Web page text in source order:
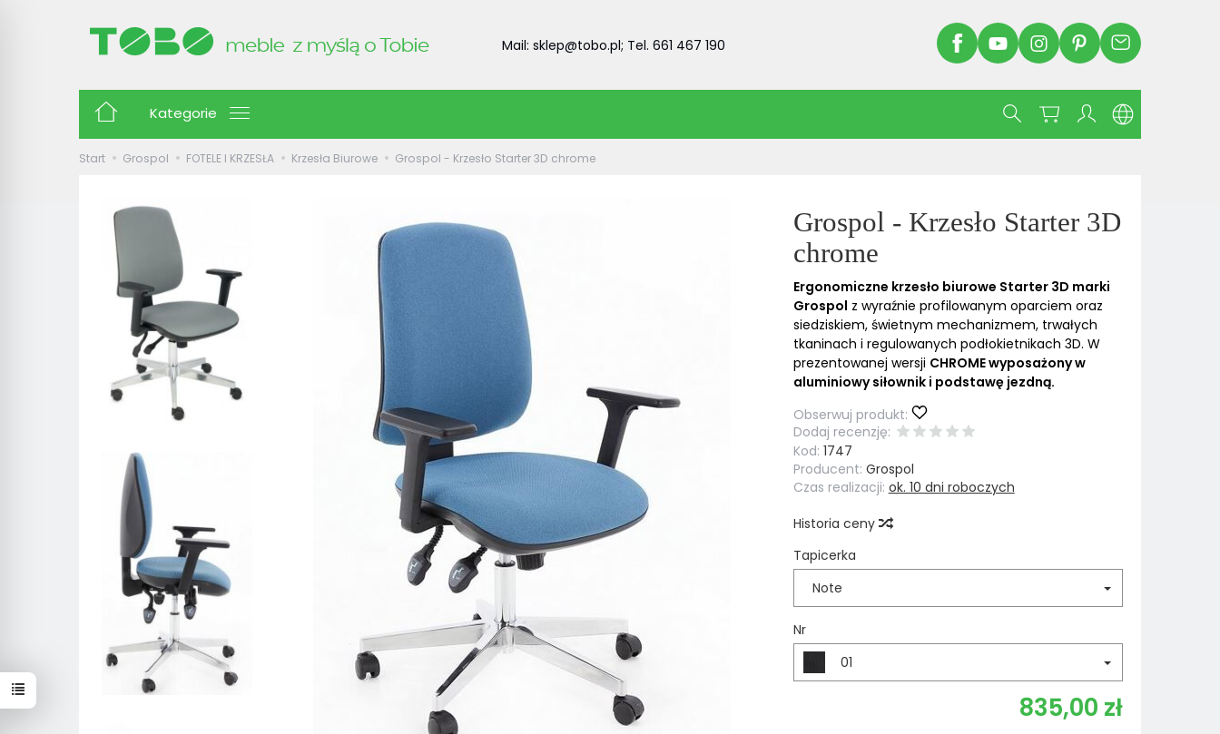
Mail: sklep@tobo.pl; Tel. 661 467 190
Kategorie
Start Grospol FOTELE I KRZESŁA Krzesła Biurowe Grospol - Krzesło Starter 3D chrome
Grospol - Krzesło Starter 3D
chrome
Ergonomiczne krzesło biurowe Starter 3D marki
Grospol z wyraźnie profilowanym oparciem oraz
siedziskiem, świetnym mechanizmem, trwałych
tkaninach i regulowanych podłokietnikach 3D. W
prezentowanej wersji CHROME wyposażony w
aluminiowy siłownik i podstawę jezdną.
Obserwuj produkt:
Dodaj recenzję:
Kod: 1747
Producent: Grospol
Czas realizacji: ok. 10 dni roboczych
Historia ceny
Tapicerka
Note
Nr
01
835,00 zł